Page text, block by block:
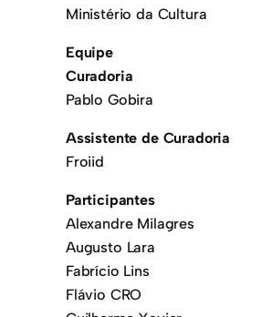
Ministério da Cultura
Equipe
Curadoria
Pablo Gobira
Assistente de Curadoria
Froiid
Participantes
Alexandre Milagres
Augusto Lara
Fabrício Lins
Flávio CRO